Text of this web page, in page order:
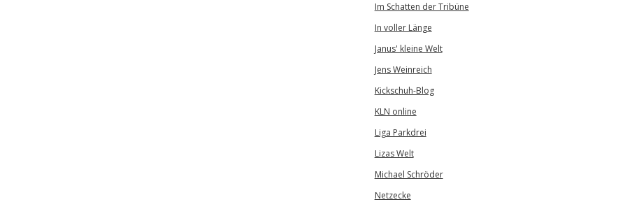
Im Schatten der Tribüne
In voller Länge
Janus' kleine Welt
Jens Weinreich
Kickschuh-Blog
KLN online
Liga Parkdrei
Lizas Welt
Michael Schröder
Netzecke